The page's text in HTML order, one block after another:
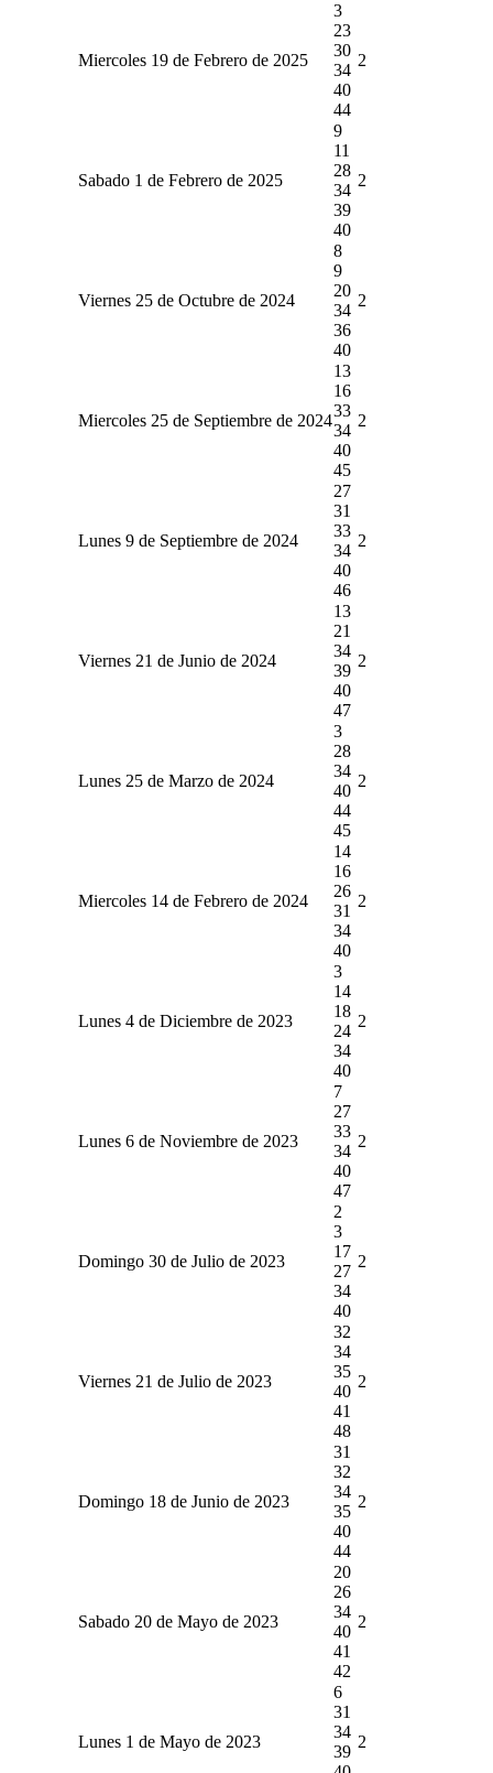
Miercoles 19 de Febrero de 2025
3
23
30
34
40
44
2
Sabado 1 de Febrero de 2025
9
11
28
34
39
40
2
Viernes 25 de Octubre de 2024
8
9
20
34
36
40
2
Miercoles 25 de Septiembre de 2024
13
16
33
34
40
45
2
Lunes 9 de Septiembre de 2024
27
31
33
34
40
46
2
Viernes 21 de Junio de 2024
13
21
34
39
40
47
2
Lunes 25 de Marzo de 2024
3
28
34
40
44
45
2
Miercoles 14 de Febrero de 2024
14
16
26
31
34
40
2
Lunes 4 de Diciembre de 2023
3
14
18
24
34
40
2
Lunes 6 de Noviembre de 2023
7
27
33
34
40
47
2
Domingo 30 de Julio de 2023
2
3
17
27
34
40
2
Viernes 21 de Julio de 2023
32
34
35
40
41
48
2
Domingo 18 de Junio de 2023
31
32
34
35
40
44
2
Sabado 20 de Mayo de 2023
20
26
34
40
41
42
2
Lunes 1 de Mayo de 2023
6
31
34
39
2